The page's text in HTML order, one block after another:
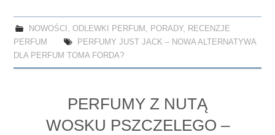
bo
ok
to
do
n
ailre
NOWOŚCI , ODLEWKI PERFUM , PORADY, RECENZJE
PERFUM
PERFUMY JUST JACK – NOWA ALTERNATYWA
DLA PERFUM TOMA FORDA?
PERFUMY Z NUTĄ
WOSKU PSZCZELEGO –